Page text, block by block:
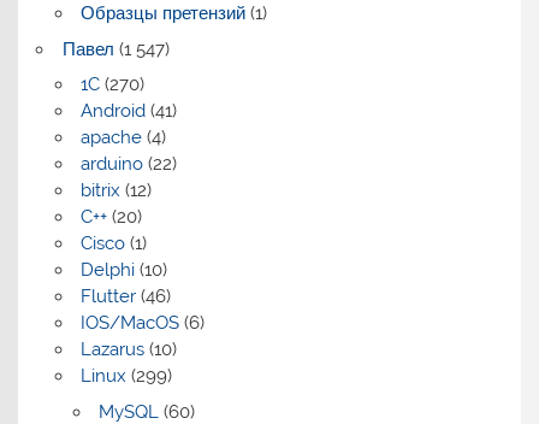
Образцы претензий(1)
Павел (1 547)
1C(270)
Android(41)
apache(4)
arduino(22)
bitrix (12)
C++(20)
Cisco(1)
Delphi(10)
Flutter(46)
IOS/MacOS(6)
Lazarus(10)
Linux (299)
MySQL(60)